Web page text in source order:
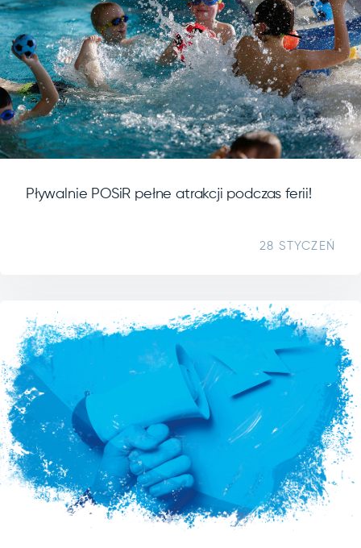
Pływalnie POSiR pełne atrakcji podczas ferii!
28 STYCZEŃ